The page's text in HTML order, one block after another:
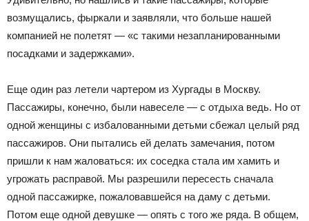
возмущались, фыркали и заявляли, что больше нашей
компанией не полетят — «с такими незапланированными
посадками и задержками».
Еще один раз летели чартером из Хургады в Москву.
Пассажиры, конечно, были навеселе — с отдыха ведь. Но от
одной женщины с избалованными детьми сбежал целый ряд
пассажиров. Они пытались ей делать замечания, потом
пришли к нам жаловаться: их соседка стала им хамить и
угрожать расправой. Мы разрешили пересесть сначала
одной пассажирке, пожаловавшейся на даму с детьми.
Потом еще одной девушке — опять с того же ряда. В общем,